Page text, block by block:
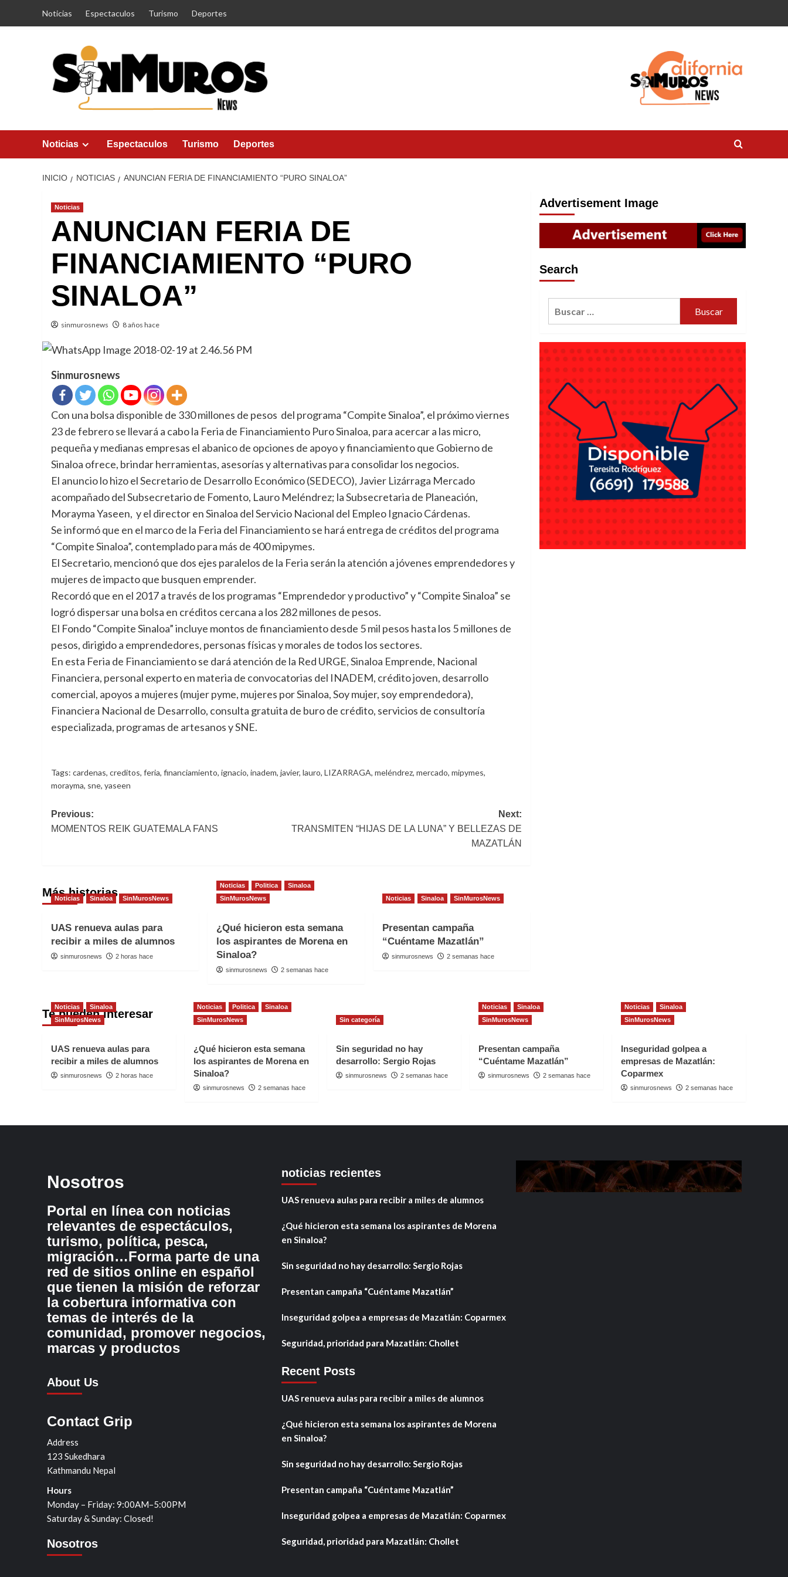
Noticias Espectaculos Turismo Deportes
Noticias Espectaculos Turismo Deportes
INICIO NOTICIAS ANUNCIAN FERIA DE FINANCIAMIENTO “PURO SINALOA”
Noticias
ANUNCIAN FERIA DE
FINANCIAMIENTO “PURO
SINALOA”
sinmurosnews 8 años hace
Sinmurosnews
Con una bolsa disponible de 330 millones de pesos del programa “Compite Sinaloa”, el próximo viernes
23 de febrero se llevará a cabo la Feria de Financiamiento Puro Sinaloa, para acercar a las micro,
pequeña y medianas empresas el abanico de opciones de apoyo y financiamiento que Gobierno de
Sinaloa ofrece, brindar herramientas, asesorías y alternativas para consolidar los negocios.
El anuncio lo hizo el Secretario de Desarrollo Económico (SEDECO), Javier Lizárraga Mercado
acompañado del Subsecretario de Fomento, Lauro Meléndrez; la Subsecretaria de Planeación,
Morayma Yaseen, y el director en Sinaloa del Servicio Nacional del Empleo Ignacio Cárdenas.
Se informó que en el marco de la Feria del Financiamiento se hará entrega de créditos del programa
“Compite Sinaloa”, contemplado para más de 400 mipymes.
El Secretario, mencionó que dos ejes paralelos de la Feria serán la atención a jóvenes emprendedores y
mujeres de impacto que busquen emprender.
Recordó que en el 2017 a través de los programas “Emprendedor y productivo” y “Compite Sinaloa” se
logró dispersar una bolsa en créditos cercana a los 282 millones de pesos.
El Fondo “Compite Sinaloa” incluye montos de financiamiento desde 5 mil pesos hasta los 5 millones de
pesos, dirigido a emprendedores, personas físicas y morales de todos los sectores.
En esta Feria de Financiamiento se dará atención de la Red URGE, Sinaloa Emprende, Nacional
Financiera, personal experto en materia de convocatorias del INADEM, crédito joven, desarrollo
comercial, apoyos a mujeres (mujer pyme, mujeres por Sinaloa, Soy mujer, soy emprendedora),
Financiera Nacional de Desarrollo, consulta gratuita de buro de crédito, servicios de consultoría
especializada, programas de artesanos y SNE.
Tags: cardenas, creditos, feria, financiamiento, ignacio, inadem, javier, lauro, LIZARRAGA, meléndrez, mercado, mipymes,
morayma, sne, yaseen
Post
navigation
Previous:
MOMENTOS REIK GUATEMALA FANS
Next:
TRANSMITEN “HIJAS DE LA LUNA” Y BELLEZAS DE
MAZATLÁN
Más historias
Noticias Sinaloa SinMurosNews
UAS renueva aulas para
recibir a miles de alumnos
sinmurosnews 2 horas hace
Noticias Politica
Sinaloa
SinMurosNews
¿Qué hicieron esta semana
los aspirantes de Morena en
Sinaloa?
sinmurosnews 2 semanas hace
Noticias Sinaloa SinMurosNews
Presentan campaña
“Cuéntame Mazatlán”
sinmurosnews 2 semanas hace
Advertisement Image
Search
Te pueden interesar
Noticias
Sinaloa
SinMurosNews
UAS renueva aulas para
recibir a miles de alumnos
sinmurosnews 2 horas hace
Noticias Politica
Sinaloa
SinMurosNews
¿Qué hicieron esta semana
los aspirantes de Morena en
Sinaloa?
sinmurosnews 2 semanas hace
Sin categoría
Sin seguridad no hay
desarrollo: Sergio Rojas
sinmurosnews 2 semanas hace
Noticias
Sinaloa
SinMurosNews
Presentan campaña
“Cuéntame Mazatlán”
sinmurosnews 2 semanas hace
Noticias
Sinaloa
SinMurosNews
Inseguridad golpea a
empresas de Mazatlán:
Coparmex
sinmurosnews 2 semanas hace
Nosotros
Portal en línea con noticias
relevantes de espectáculos,
turismo, política, pesca,
migración…Forma parte de una
red de sitios online en español
que tienen la misión de reforzar
la cobertura informativa con
temas de interés de la
comunidad, promover negocios,
marcas y productos
About Us
Contact Grip
Address
123 Sukedhara
Kathmandu Nepal
Hours
Monday – Friday: 9:00AM–5:00PM
Saturday & Sunday: Closed!
Nosotros
noticias recientes
UAS renueva aulas para recibir a miles de alumnos
¿Qué hicieron esta semana los aspirantes de Morena
en Sinaloa?
Sin seguridad no hay desarrollo: Sergio Rojas
Presentan campaña “Cuéntame Mazatlán”
Inseguridad golpea a empresas de Mazatlán: Coparmex
Seguridad, prioridad para Mazatlán: Chollet
Recent Posts
UAS renueva aulas para recibir a miles de alumnos
¿Qué hicieron esta semana los aspirantes de Morena
en Sinaloa?
Sin seguridad no hay desarrollo: Sergio Rojas
Presentan campaña “Cuéntame Mazatlán”
Inseguridad golpea a empresas de Mazatlán: Coparmex
Seguridad, prioridad para Mazatlán: Chollet